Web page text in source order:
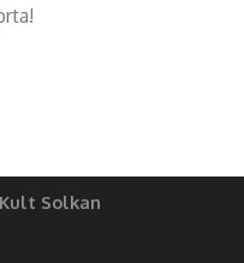
Kult Solkan